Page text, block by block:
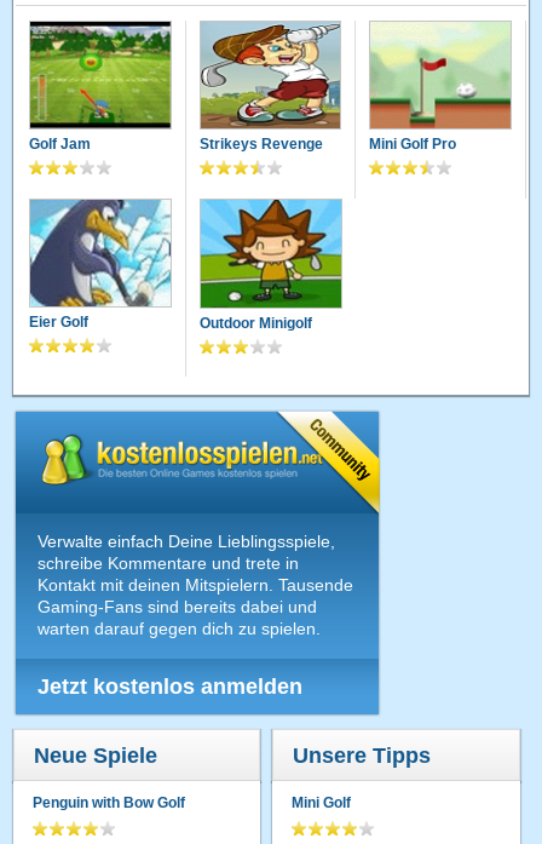
Golf Jam Strikeys Revenge Mini Golf Pro
Eier Golf Outdoor Minigolf
Verwalte einfach Deine Lieblingsspiele,
schreibe Kommentare und trete in
Kontakt mit deinen Mitspielern. Tausende
Gaming-Fans sind bereits dabei und
warten darauf gegen dich zu spielen.
Jetzt kostenlos anmelden
Neue Spiele
Penguin with Bow Golf
Unsere Tipps
Mini Golf